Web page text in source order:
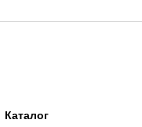
Каталог